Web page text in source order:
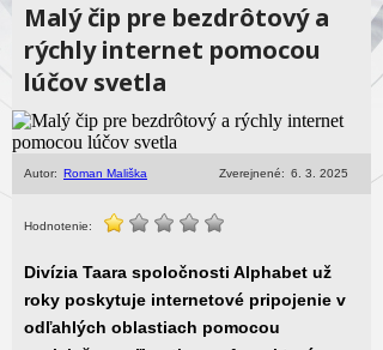
Malý čip pre bezdrôtový a
rýchly internet pomocou
lúčov svetla
Autor: Roman Mališka Zverejnené: 6. 3. 2025
Hodnotenie:
Divízia Taara spoločnosti Alphabet už
roky poskytuje internetové pripojenie v
odľahlých oblastiach pomocou